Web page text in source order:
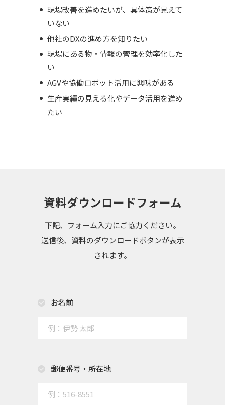
現場改善を進めたいが、具体策が見えて
いない
他社のDXの進め方を知りたい
現場にある物・情報の管理を効率化した
い
AGVや協働ロボット活用に興味がある
生産実績の見える化やデータ活用を進め
たい
資料ダウンロードフォーム
下記、フォーム入力にご協力ください。
送信後、資料のダウンロードボタンが表示
されます。
お名前
郵便番号・所在地